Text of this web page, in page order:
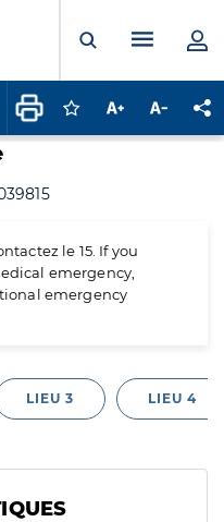
Ouvrir laMenu
Connectez-vous
Augmenter la
le 15. If you
emergency,
emergency
LIEU 3 LIEU 4